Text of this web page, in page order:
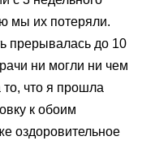
мы их потеряли.
прерывалась до 10
ни могли ни чем
что я прошла
к обоим
оздоровительное